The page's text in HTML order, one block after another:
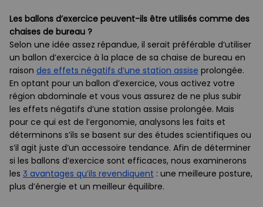
Les ballons d’exercice peuvent-ils être utilisés comme des
chaises de bureau ?
Selon une idée assez répandue, il serait préférable d’utiliser
un ballon d’exercice à la place de sa chaise de bureau en
raison des effets négatifs d’une station assise prolongée.
En optant pour un ballon d’exercice, vous activez votre
région abdominale et vous vous assurez de ne plus subir
les effets négatifs d’une station assise prolongée. Mais
pour ce qui est de l’ergonomie, analysons les faits et
déterminons s’ils se basent sur des études scientifiques ou
s’il agit juste d’un accessoire tendance. Afin de déterminer
si les ballons d’exercice sont efficaces, nous examinerons
les 3 avantages qu’ils revendiquent : une meilleure posture,
plus d’énergie et un meilleur équilibre.